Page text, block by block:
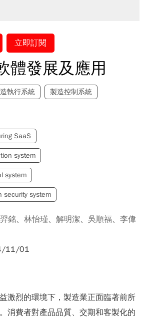
立即訂閱
體發展及應用
執行系統 製造控制系統
SaaS
system
system
security system
銘、 林怡瑾、 解明潔、 吳順福、 李偉
11/01
激烈的環境下，製造業正面臨著前所
消費者對產品品質、交期和客製化的